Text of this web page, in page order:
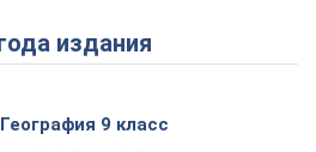
Play Video
издания
9 класс